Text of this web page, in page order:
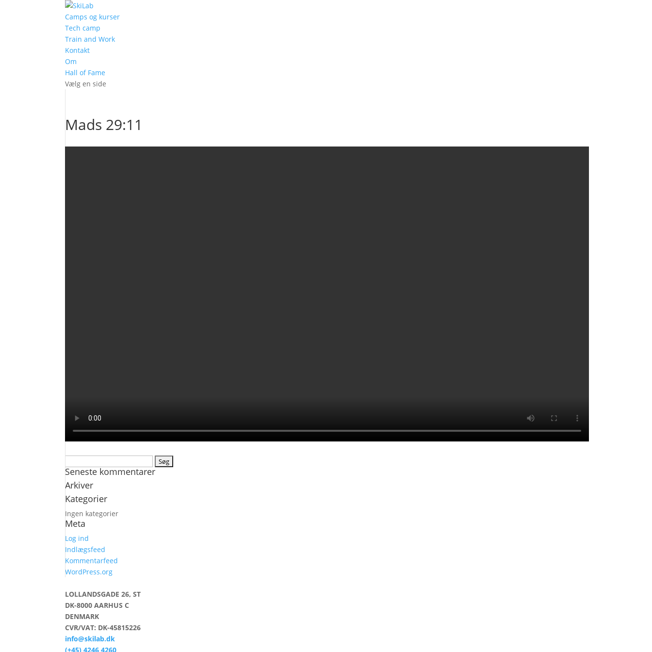
Camps og kurser
Tech camp
Train and Work
Kontakt
Om
Hall of Fame
Vælg en side
Mads 29:11
efter:
Seneste kommentarer
Arkiver
Kategorier
Ingen kategorier
Meta
Log ind
Indlægsfeed
Kommentarfeed
WordPress.org
LOLLANDSGADE 26, ST
DK-8000 AARHUS C
DENMARK
CVR/VAT: DK-45815226
info@skilab.dk
(+45) 4246 4260